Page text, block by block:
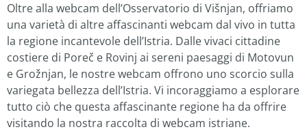
Oltre alla webcam dell’Osservatorio di Višnjan, offriamo
una varietà di altre affascinanti webcam dal vivo in tutta
la regione incantevole dell’Istria. Dalle vivaci cittadine
costiere di Poreč e Rovinj ai sereni paesaggi di Motovun
e Grožnjan, le nostre webcam offrono uno scorcio sulla
variegata bellezza dell’Istria. Vi incoraggiamo a esplorare
tutto ciò che questa affascinante regione ha da offrire
visitando la nostra raccolta di webcam istriane.